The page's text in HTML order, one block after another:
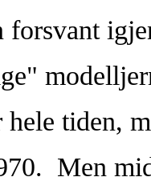
forsvant
hele tiden,
Men